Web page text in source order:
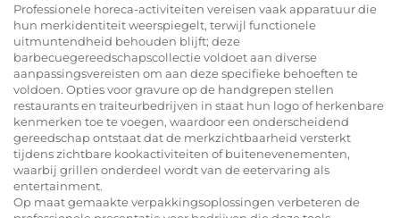
Professionele horeca-activiteiten vereisen vaak apparatuur die
hun merkidentiteit weerspiegelt, terwijl functionele
uitmuntendheid behouden blijft; deze
barbecuegereedschapscollectie voldoet aan diverse
aanpassingsvereisten om aan deze specifieke behoeften te
voldoen. Opties voor gravure op de handgrepen stellen
restaurants en traiteurbedrijven in staat hun logo of herkenbare
kenmerken toe te voegen, waardoor een onderscheidend
gereedschap ontstaat dat de merkzichtbaarheid versterkt
tijdens zichtbare kookactiviteiten of buitenevenementen,
waarbij grillen onderdeel wordt van de eetervaring als
entertainment.
Op maat gemaakte verpakkingsoplossingen verbeteren de